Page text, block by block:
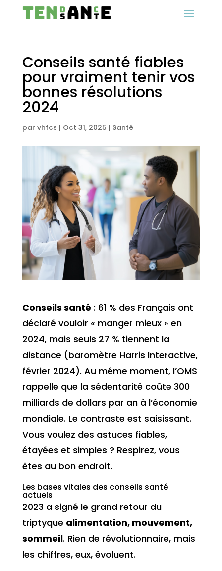
Conseils santé fiables
pour vraiment tenir vos
bonnes résolutions
2024
par vhfcs | Oct 31, 2025 | Santé
Conseils santé : 61 % des Français ont
déclaré vouloir « manger mieux » en
2024, mais seuls 27 % tiennent la
distance (baromètre Harris Interactive,
février 2024). Au même moment, l’OMS
rappelle que la sédentarité coûte 300
milliards de dollars par an à l’économie
mondiale. Le contraste est saisissant.
Vous voulez des astuces fiables,
étayées et simples ? Respirez, vous
êtes au bon endroit.
Les bases vitales des conseils santé
actuels
2023 a signé le grand retour du
triptyque alimentation, mouvement,
sommeil. Rien de révolutionnaire, mais
les chiffres, eux, évoluent.